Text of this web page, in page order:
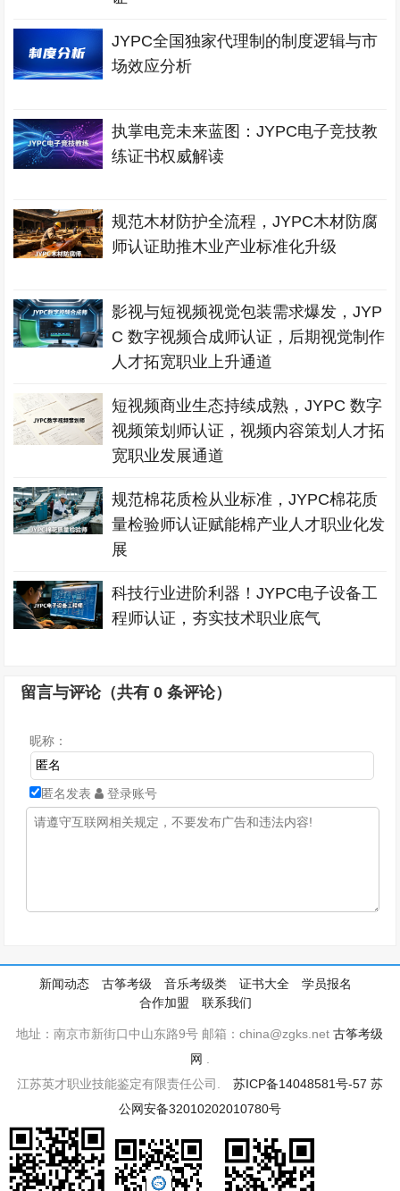
JYPC全国独家代理制的制度逻辑与市
场效应分析
执掌电竞未来蓝图：JYPC电子竞技教
练证书权威解读
规范木材防护全流程，JYPC木材防腐
师认证助推木业产业标准化升级
影视与短视频视觉包装需求爆发，JYP
C 数字视频合成师认证，后期视觉制作
人才拓宽职业上升通道
短视频商业生态持续成熟，JYPC 数字
视频策划师认证，视频内容策划人才拓
宽职业发展通道
规范棉花质检从业标准，JYPC棉花质
量检验师认证赋能棉产业人才职业化发
展
科技行业进阶利器！JYPC电子设备工
程师认证，夯实技术职业底气
留言与评论（共有0 条评论）
昵称：
匿名发表 登录账号
新闻动态 古筝考级 音乐考级类 证书大全
学员报名
合作加盟
联系我们
地址：南京市新街口中山东路9号 邮箱：china@zgks.net古筝考级
网
江苏英才职业技能鉴定有限责任公司. 苏ICP备14048581号-57 苏
公网安备32010202010780号